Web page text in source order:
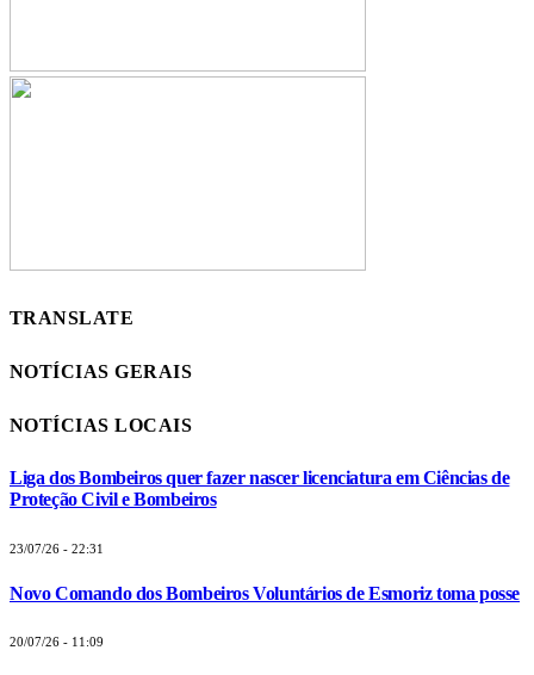
TRANSLATE
NOTÍCIAS GERAIS
NOTÍCIAS LOCAIS
Liga dos Bombeiros quer fazer nascer licenciatura em Ciências de
Proteção Civil e Bombeiros
23/07/26 - 22:31
Novo Comando dos Bombeiros Voluntários de Esmoriz toma posse
20/07/26 - 11:09